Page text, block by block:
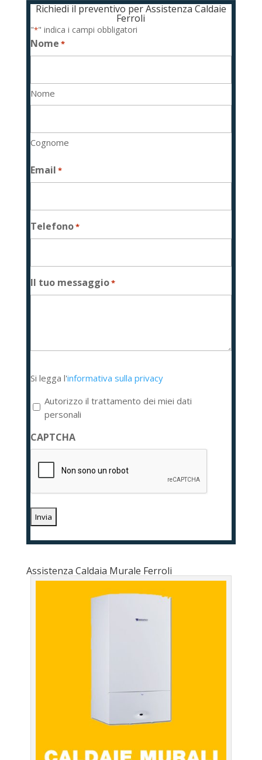
Richiedi il preventivo per Assistenza Caldaie
Ferroli
"*" indica i campi obbligatori
Nome *
Nome
Cognome
Email *
Telefono*
Il tuo messaggio*
legga
l'informativa
sulla
privacy
*
Si legga l'informativa sulla privacy
Autorizzo il trattamento dei miei dati
personali
CAPTCHA
Assistenza Caldaia Murale Ferroli